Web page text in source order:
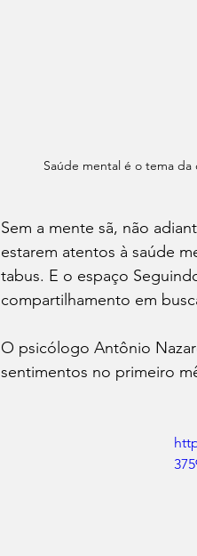
Saúde mental é o tema
Sem a mente sã, não
estarem atentos à saúde
tabus. E o espaço
compartilhamento em
O psicólogo Antônio
sentimentos no primeiro